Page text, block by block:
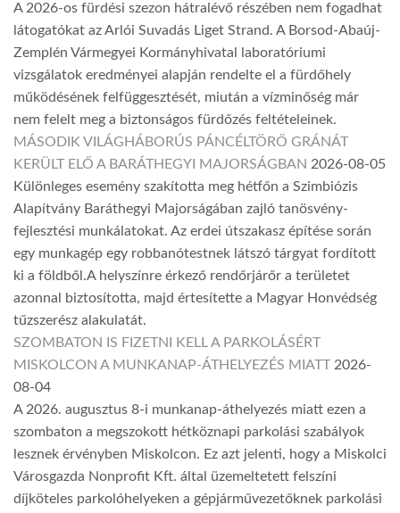
A 2026-os fürdési szezon hátralévő részében nem fogadhat
látogatókat az Arlói Suvadás Liget Strand. A Borsod-Abaúj-
Zemplén Vármegyei Kormányhivatal laboratóriumi
vizsgálatok eredményei alapján rendelte el a fürdőhely
működésének felfüggesztését, miután a vízminőség már
nem felelt meg a biztonságos fürdőzés feltételeinek.
MÁSODIK VILÁGHÁBORÚS PÁNCÉLTÖRŐ GRÁNÁT
KERÜLT ELŐ A BARÁTHEGYI MAJORSÁGBAN 2026-08-05
Különleges esemény szakította meg hétfőn a Szimbiózis
Alapítvány Baráthegyi Majorságában zajló tanösvény-
fejlesztési munkálatokat. Az erdei útszakasz építése során
egy munkagép egy robbanótestnek látszó tárgyat fordított
ki a földből.A helyszínre érkező rendőrjárőr a területet
azonnal biztosította, majd értesítette a Magyar Honvédség
tűzszerész alakulatát.
SZOMBATON IS FIZETNI KELL A PARKOLÁSÉRT
MISKOLCON A MUNKANAP-ÁTHELYEZÉS MIATT 2026-
08-04
A 2026. augusztus 8-i munkanap-áthelyezés miatt ezen a
szombaton a megszokott hétköznapi parkolási szabályok
lesznek érvényben Miskolcon. Ez azt jelenti, hogy a Miskolci
Városgazda Nonprofit Kft. által üzemeltetett felszíni
díjköteles parkolóhelyeken a gépjárművezetőknek parkolási